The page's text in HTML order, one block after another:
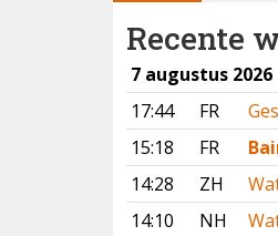
Recente
7 augustus 2026
17:44
FR
15:18
FR
14:28
ZH
14:10
NH